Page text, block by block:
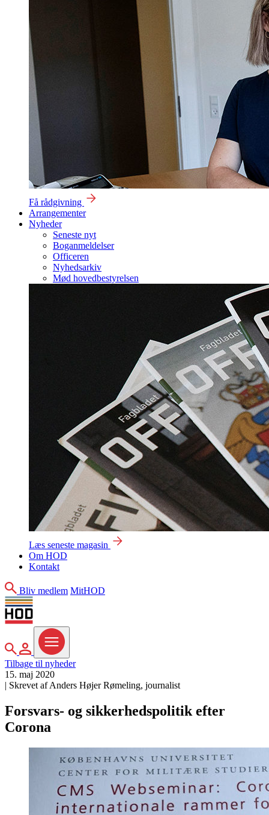
Få rådgivning
Arrangementer
Nyheder
Seneste nyt
Boganmeldelser
Officeren
Nyhedsarkiv
Mød hovedbestyrelsen
Læs seneste magasin
Om HOD
Kontakt
Søg
Bliv medlem MitHOD
MitHOD
Menu
Tilbage til nyheder
15. maj 2020
| Skrevet af Anders Højer Rømeling, journalist
Forsvars- og sikkerhedspolitik efter
Corona